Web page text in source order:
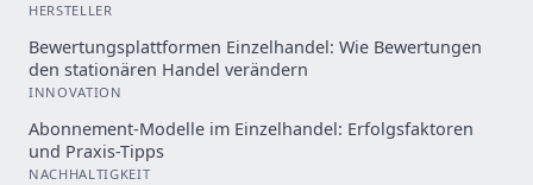
HERSTELLER
Bewertungsplattformen Einzelhandel: Wie Bewertungen
den stationären Handel verändern
INNOVATION
Abonnement-Modelle im Einzelhandel: Erfolgsfaktoren
und Praxis-Tipps
NACHHALTIGKEIT